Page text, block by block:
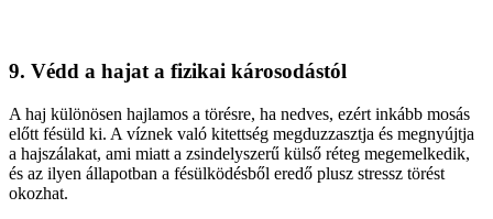
9. Védd a hajat a fizikai károsodástól
A haj különösen hajlamos a törésre, ha nedves, ezért inkább mosás
előtt fésüld ki. A víznek való kitettség megduzzasztja és megnyújtja
a hajszálakat, ami miatt a zsindelyszerű külső réteg megemelkedik,
és az ilyen állapotban a fésülködésből eredő plusz stressz törést
okozhat.